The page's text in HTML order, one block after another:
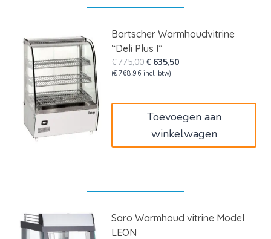
Bartscher Warmhoudvitrine
“Deli Plus I”
€775,00Oorspronkelijke
prijs
€ 635,50Huidige
(€ 768,96 incl. btw)
Toevoegen aan
winkelwagen
Saro Warmhoud vitrine Model
LEON